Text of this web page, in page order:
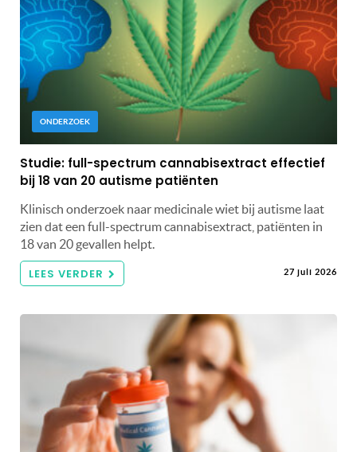
ONDERZOEK
Studie: full-spectrum cannabisextract effectief
bij 18 van 20 autisme patiënten
Klinisch onderzoek naar medicinale wiet bij autisme laat
zien dat een full-spectrum cannabisextract, patiënten in
18 van 20 gevallen helpt.
LEES VERDER 27 juli 2026